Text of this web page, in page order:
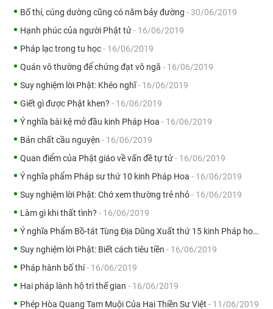
Bố thí, cúng dường cũng có năm bảy đường - 30/06/2019
Hạnh phúc của người Phật tử- 16/06/2019
Pháp lạc trong tu học- 16/06/2019
Quán vô thường để chứng đạt vô ngã - 16/06/2019
Suy nghiệm lời Phật: Khéo nghĩ- 16/06/2019
Giết gì được Phật khen? - 16/06/2019
Ý nghĩa bài kệ mở đầu kinh Pháp Hoa - 16/06/2019
Bản chất cầu nguyện - 16/06/2019
Quan điểm của Phật giáo về vấn đề tự tử- 16/06/2019
Ý nghĩa phẩm Pháp sư thứ 10 kinh Pháp Hoa - 16/06/2019
Suy nghiệm lời Phật: Chớ xem thường trẻ nhỏ- 16/06/2019
Làm gì khi thất tình? - 16/06/2019
Ý nghĩa Phẩm Bồ-tát Tùng Địa Dũng Xuất thứ 15 kinh Pháp hoa
Suy nghiệm lời Phật: Biết cách tiêu tiền - 16/06/2019
Pháp hành bố thí- 16/06/2019
Hai pháp lành hộ trì thế gian - 16/06/2019
Phép Hòa Quang Tam Muội Của Hai Thiền Sư Việt - 11/06/2019